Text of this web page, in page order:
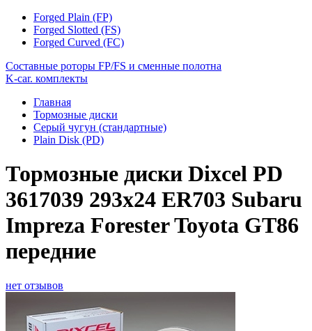
Forged Plain (FP)
Forged Slotted (FS)
Forged Curved (FC)
Составные роторы FP/FS и сменные полотна
K-car. комплекты
Главная
Тормозные диски
Серый чугун (стандартные)
Plain Disk (PD)
Тормозные диски Dixcel PD
3617039 293x24 ER703 Subaru
Impreza Forester Toyota GT86
передние
нет отзывов